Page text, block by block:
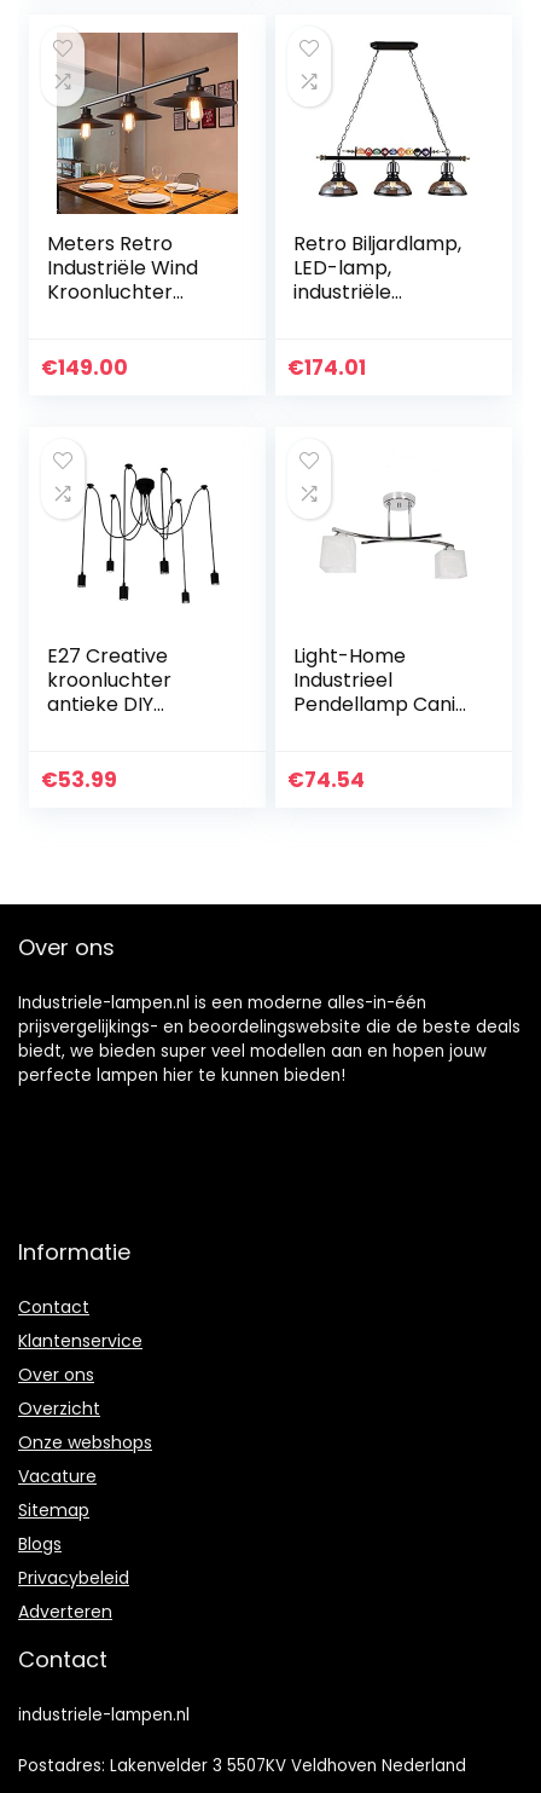
Meters Retro
Industriële Wind
Kroonluchter
Creatieve 3
€149.00
Retro Biljardlamp,
LED-lamp,
industriële
biljartlamp,
€174.01
E27 Creative
kroonluchter
antieke DIY
vintage industriële
€53.99
Light-Home
Industrieel
Pendellamp Canis
Woonkamer,
€74.54
Over ons
Industriele-lampen.nl is een moderne alles-in-één
prijsvergelijkings- en beoordelingswebsite die de beste deals
biedt, we bieden super veel modellen aan en hopen jouw
perfecte lampen hier te kunnen bieden!
Informatie
Contact
Klantenservice
Over ons
Overzicht
Onze webshops
Vacature
Sitemap
Blogs
Privacybeleid
Adverteren
Contact
industriele-lampen.nl
Postadres: Lakenvelder 3 5507KV Veldhoven Nederland